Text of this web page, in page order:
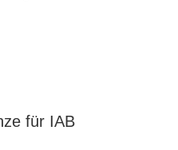
für IAB